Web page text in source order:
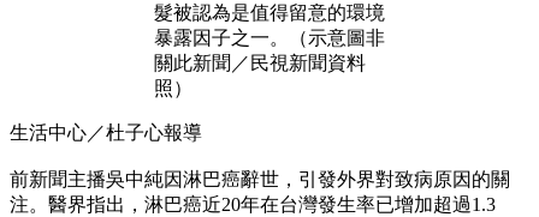
髮被認為是值得留意的環境
暴露因子之一。（示意圖非
關此新聞／民視新聞資料
照）
生活中心／杜子心報導
前新聞主播吳中純因淋巴癌辭世，引發外界對致病原因的關
注。醫界指出，淋巴癌近20年在台灣發生率已增加超過1.3